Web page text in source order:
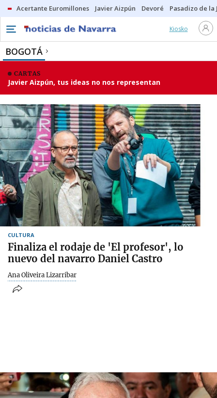
Acertante Euromillones Javier Aizpún Devoré Pasadizo de la
Kiosko
BOGOTÁ
CARTAS
Javier Aizpún, tus ideas no nos representan
CULTURA
Finaliza el rodaje de 'El profesor', lo
nuevo del navarro Daniel Castro
Ana Oliveira Lizarribar